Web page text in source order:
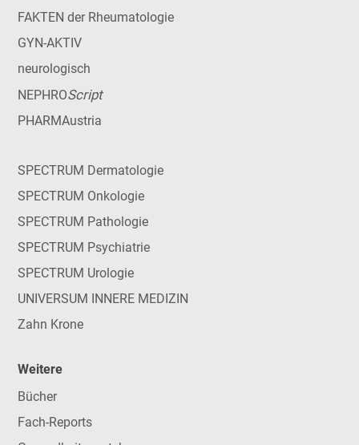
FAKTEN der Rheumatologie
GYN-AKTIV
neurologisch
NEPHROScript
PHARMAustria
SPECTRUM Dermatologie
SPECTRUM Onkologie
SPECTRUM Pathologie
SPECTRUM Psychiatrie
SPECTRUM Urologie
UNIVERSUM INNERE MEDIZIN
Zahn Krone
Weitere
Bücher
Fach-Reports